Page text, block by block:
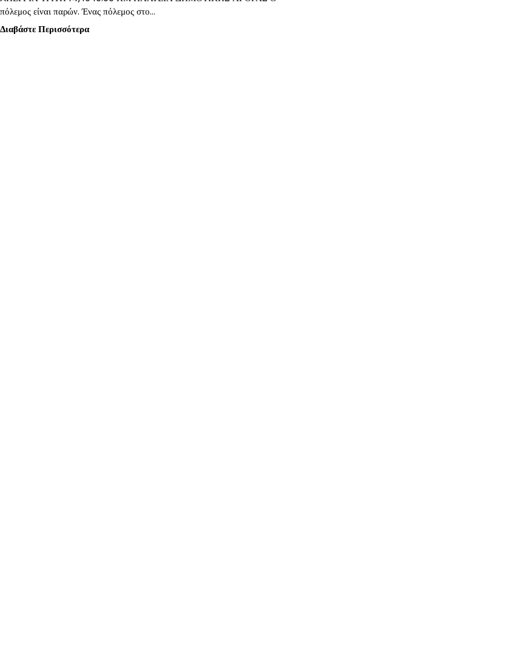
πόλεμος είναι παρών. Ένας πόλεμος στο…
Διαβάστε Περισσότερα